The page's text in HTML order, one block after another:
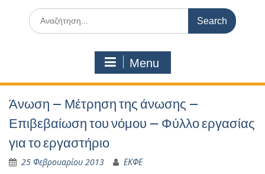
Search
for:
Menu
Άνωση – Μέτρηση της άνωσης –
Επιβεβαίωση του νόμου – Φύλλο εργασίας
για το εργαστήριο
25 Φεβρουαρίου 2013 ΕΚΦΕ